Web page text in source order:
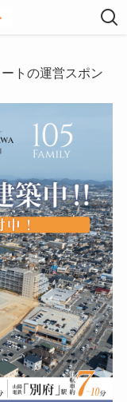
トの運営スポン